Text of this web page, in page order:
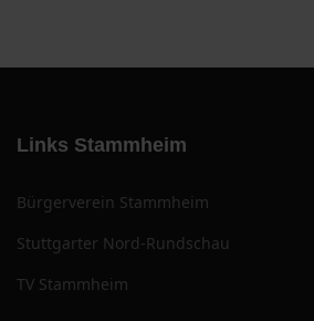
Links Stammheim
Bürgerverein Stammheim
Stuttgarter Nord-Rundschau
TV Stammheim